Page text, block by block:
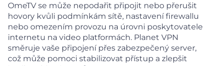
OmeTV se může nepodařit připojit nebo přerušit
hovory kvůli podmínkám sítě, nastavení firewallu
nebo omezením provozu na úrovni poskytovatele
internetu na video platformách. Planet VPN
směruje vaše připojení přes zabezpečený server,
což může pomoci stabilizovat přístup a zlepšit